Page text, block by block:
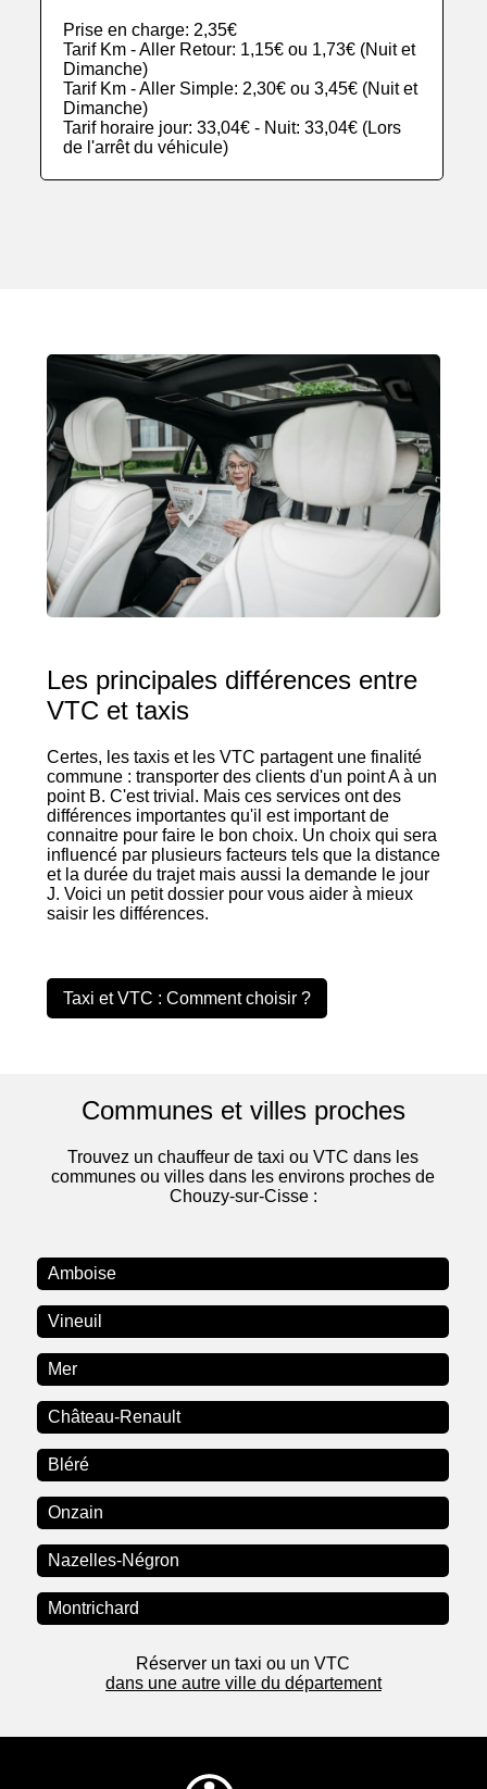
Prise en charge: 2,35€
Tarif Km - Aller Retour: 1,15€ ou 1,73€ (Nuit et
Dimanche)
Tarif Km - Aller Simple: 2,30€ ou 3,45€ (Nuit et
Dimanche)
Tarif horaire jour: 33,04€ - Nuit: 33,04€ (Lors
de l'arrêt du véhicule)
Les principales différences entre
VTC et taxis
Certes, les taxis et les VTC partagent une finalité
commune : transporter des clients d'un point A à un
point B. C'est trivial. Mais ces services ont des
différences importantes qu'il est important de
connaitre pour faire le bon choix. Un choix qui sera
influencé par plusieurs facteurs tels que la distance
et la durée du trajet mais aussi la demande le jour
J. Voici un petit dossier pour vous aider à mieux
saisir les différences.
Taxi et VTC : Comment choisir ?
Communes et villes proches
Trouvez un chauffeur de taxi ou VTC dans les
communes ou villes dans les environs proches de
Chouzy-sur-Cisse :
Amboise
Vineuil
Mer
Château-Renault
Bléré
Onzain
Nazelles-Négron
Montrichard
Réserver un taxi ou un VTC
dans une autre ville du département